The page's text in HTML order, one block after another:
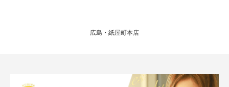
広島・紙屋町本店